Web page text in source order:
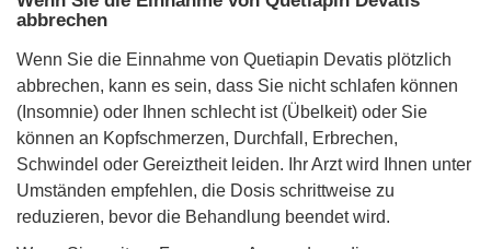
abbrechen
Wenn Sie die Einnahme von Quetiapin Devatis plötzlich
abbrechen, kann es sein, dass Sie nicht schlafen können
(Insomnie) oder Ihnen schlecht ist (Übelkeit) oder Sie
können an Kopfschmerzen, Durchfall, Erbrechen,
Schwindel oder Gereiztheit leiden. Ihr Arzt wird Ihnen unter
Umständen empfehlen, die Dosis schrittweise zu
reduzieren, bevor die Behandlung beendet wird.